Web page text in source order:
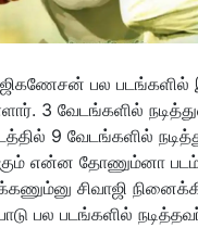
பல
3 வேடங்களில்
9 வேடங்களில்
என்ன தோணும்னா படம்
சிவாஜி
பல படங்களில்